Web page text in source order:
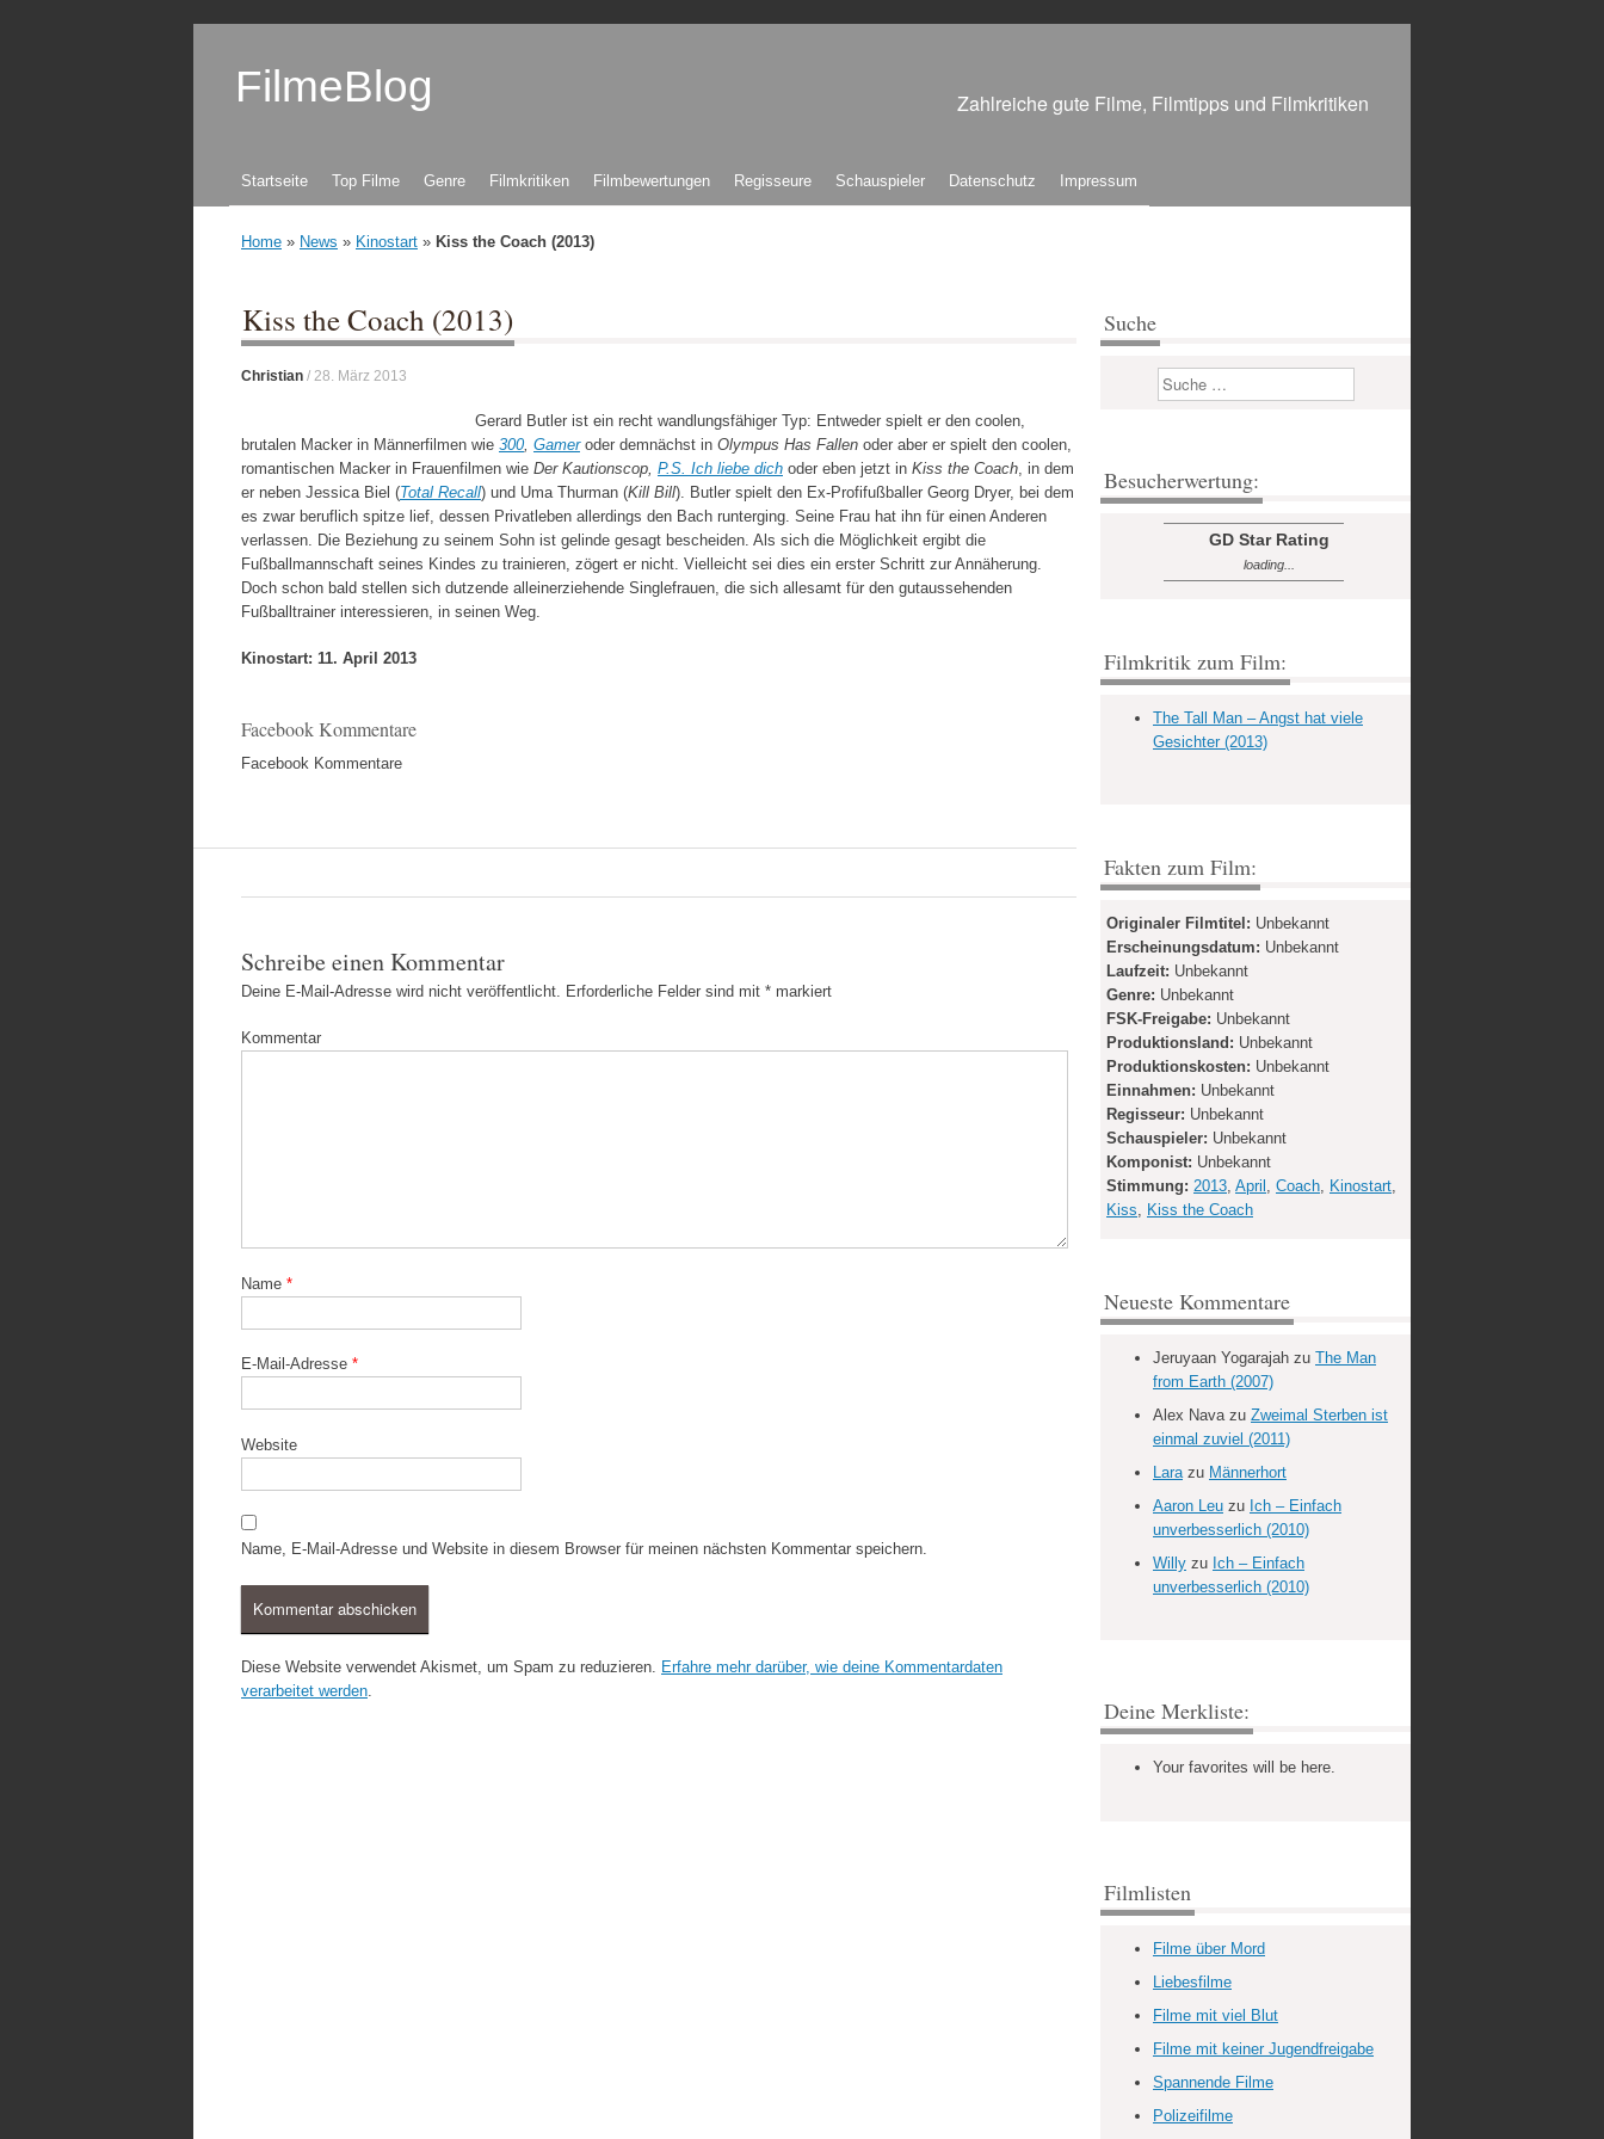
FilmeBlog Zahlreiche gute Filme, Filmtipps und Filmkritiken
Zum Inhalt springen
Startseite Top Filme Genre Filmkritiken Filmbewertungen Regisseure Schauspieler Datenschutz Impressum
Home » News » Kinostart » Kiss the Coach (2013)
Kiss the Coach (2013)
Christian / 28. März 2013
Gerard Butler ist ein recht wandlungsfähiger Typ: Entweder spielt er den coolen,
brutalen Macker in Männerfilmen wie 300, Gameroder demnächst in Olympus Has Fallen oder aber er spielt den coolen,
romantischen Macker in Frauenfilmen wie Der Kautionscop, P.S. Ich liebe dich oder eben jetzt in Kiss the Coach , in dem
er neben Jessica Biel (Total Recall) und Uma Thurman (Kill Bill). Butler spielt den Ex-Profifußballer Georg Dryer, bei dem
es zwar beruflich spitze lief, dessen Privatleben allerdings den Bach runterging. Seine Frau hat ihn für einen Anderen
verlassen. Die Beziehung zu seinem Sohn ist gelinde gesagt bescheiden. Als sich die Möglichkeit ergibt die
Fußballmannschaft seines Kindes zu trainieren, zögert er nicht. Vielleicht sei dies ein erster Schritt zur Annäherung.
Doch schon bald stellen sich dutzende alleinerziehende Singlefrauen, die sich allesamt für den gutaussehenden
Fußballtrainer interessieren, in seinen Weg.
Kinostart: 11. April 2013
Facebook Kommentare
Facebook Kommentare
Schreibe einen Kommentar
Deine E-Mail-Adresse wird nicht veröffentlicht. Erforderliche Felder sind mit * markiert
Kommentar
Name *
E-Mail-Adresse *
Website
Name, E-Mail-Adresse und Website in diesem Browser für meinen nächsten Kommentar speichern.
Diese Website verwendet Akismet, um Spam zu reduzieren. Erfahre mehr darüber, wie deine Kommentardaten
verarbeitet werden.
Suche
Suchen
Besucherwertung:
GD Star Rating
loading...
Filmkritik zum Film:
The Tall Man – Angst hat viele
Gesichter (2013)
Fakten zum Film:
Originaler Filmtitel: Unbekannt
Erscheinungsdatum: Unbekannt
Laufzeit: Unbekannt
Genre: Unbekannt
FSK-Freigabe: Unbekannt
Produktionsland: Unbekannt
Produktionskosten: Unbekannt
Einnahmen: Unbekannt
Regisseur: Unbekannt
Schauspieler: Unbekannt
Komponist: Unbekannt
Stimmung: 2013 April Coach Kinostart
Kiss
Kiss the Coach
Neueste Kommentare
Jeruyaan Yogarajah zu The Man
from Earth (2007)
Alex Nava zu Zweimal Sterben ist
einmal zuviel (2011)
Lara zu Männerhort
Aaron Leu zu Ich – Einfach
unverbesserlich (2010)
Willy zu Ich – Einfach
unverbesserlich (2010)
Deine Merkliste:
Your favorites will be here.
Filmlisten
Filme über Mord
Liebesfilme
Filme mit viel Blut
Filme mit keiner Jugendfreigabe
Spannende Filme
Polizeifilme